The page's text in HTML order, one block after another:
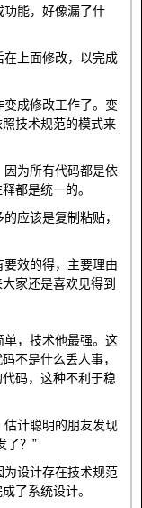
能，好像漏了什
上面修改，以完成
成修改工作了。变
技术规范的模式来
为所有代码都是依
都是统一的。
应该是复制粘贴，
效的得，主要理由
家还是喜欢见得到
，技术他最强。这
不是什么丢人事，
码，这种不利于稳
计聪明的朋友发现
了？”
设计存在技术规范
了系统设计。